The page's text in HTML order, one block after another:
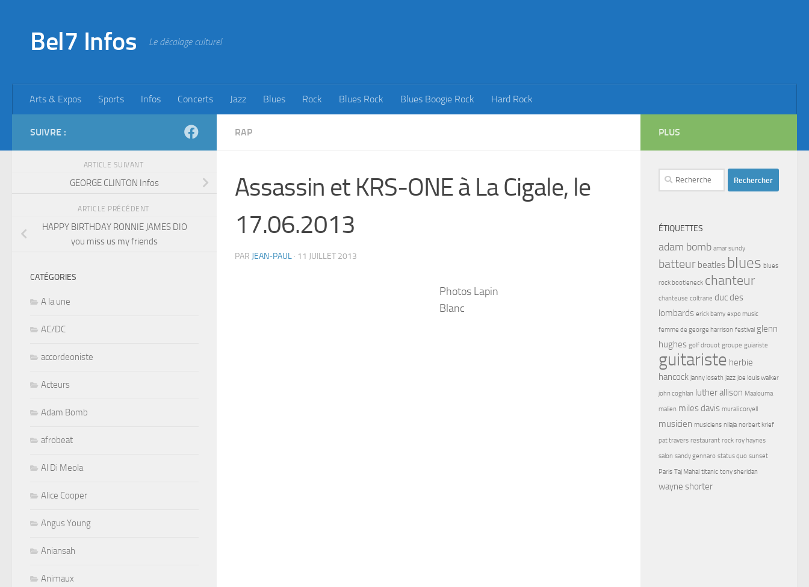
Bel7 Infos Le décalage culturel
Arts & Expos Sports Infos Concerts Jazz Blues Rock Blues Rock Blues Boogie Rock Hard Rock
RAP
Assassin et KRS-ONE à La Cigale, le
17.06.2013
PAR JEAN-PAUL · 11 JUILLET 2013
Photos Lapin
Blanc
SUIVRE :
ARTICLE SUIVANT
GEORGE CLINTON Infos
ARTICLE PRÉCÉDENT
HAPPY BIRTHDAY RONNIE JAMES DIO
you miss us my friends
CATÉGORIES
A la une
AC/DC
accordeoniste
Acteurs
Adam Bomb
afrobeat
Al Di Meola
Alice Cooper
Angus Young
Aniansah
Animaux
PLUS
Rechercher :
ÉTIQUETTES
adam bomb amar sundy
batteur beatles blues blues
rock bootleneck chanteur
chanteuse coltrane duc des
lombards erick bamy expo music
femme de george harrison festival glenn
hughes golf drouot groupe guiariste
guitariste herbie
hancock janny loseth jazz joe louis walker
john coghlan luther allison Maalouma
malien miles davis murali coryell
musicien musiciens nilaja norbert krief
pat travers restaurant rock roy haynes
salon sandy gennaro status quo sunset
Paris Taj Mahal titanic tony sheridan
wayne shorter